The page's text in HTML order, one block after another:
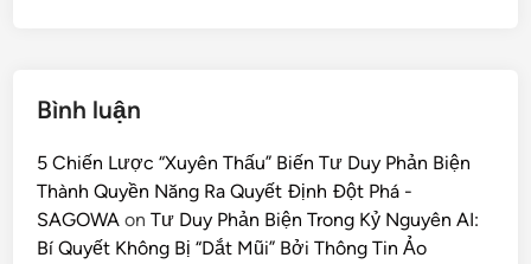
Bình luận
5 Chiến Lược “Xuyên Thấu” Biến Tư Duy Phản Biện
Thành Quyền Năng Ra Quyết Định Đột Phá -
SAGOWA onTư Duy Phản Biện Trong Kỷ Nguyên AI:
Bí Quyết Không Bị “Dắt Mũi” Bởi Thông Tin Ảo